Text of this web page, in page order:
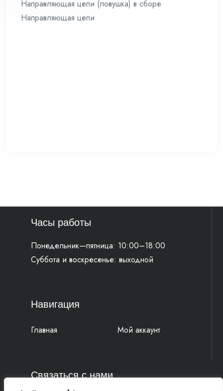
Направляющая цепи (ловушка) в сборе
Направляющая цепи
Часы работы
Понедельник—пятница: 10:00–18:00
Суббота и воскресенье: выходной
Навигация
Главная Мой аккаунт
Связаться с нами